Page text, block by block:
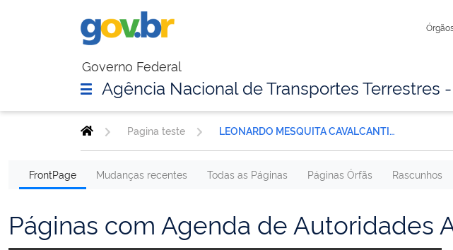
Governo Federal
Agência Nacional de Transportes Terrestres
Pagina teste LEONARDO MESQUITA CAVALCANTI (Ouvidor Substituto)
FrontPage Mudanças recentes Todas as Páginas Páginas Órfãs Rascunhos
Páginas com Agenda de Autoridades